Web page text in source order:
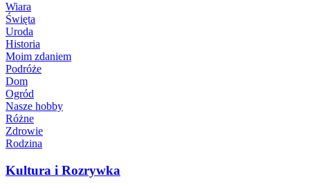
Wiara
Święta
Uroda
Historia
Moim zdaniem
Podróże
Dom
Ogród
Nasze hobby
Różne
Zdrowie
Rodzina
Kultura i Rozrywka